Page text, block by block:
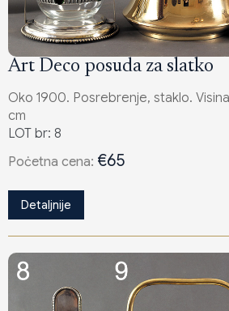
Art Deco posuda za slatko
Oko 1900. Posrebrenje, staklo.
cm
LOT br: 8
Poċetna cena: €65
Detaljnije